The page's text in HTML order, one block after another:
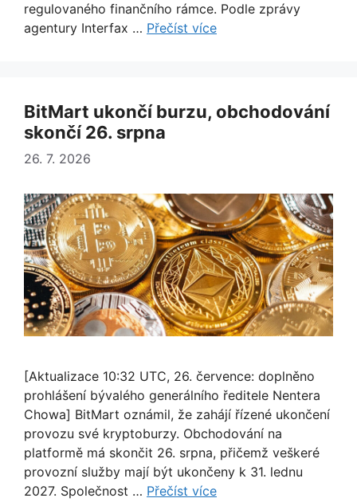
regulovaného finančního rámce. Podle zprávy
agentury Interfax … Přečíst více
BitMart ukončí burzu, obchodování
skončí 26. srpna
26. 7. 2026
[Aktualizace 10:32 UTC, 26. července: doplněno
prohlášení bývalého generálního ředitele Nentera
Chowa] BitMart oznámil, že zahájí řízené ukončení
provozu své kryptoburzy. Obchodování na
platformě má skončit 26. srpna, přičemž veškeré
provozní služby mají být ukončeny k 31. lednu
2027. Společnost … Přečíst více